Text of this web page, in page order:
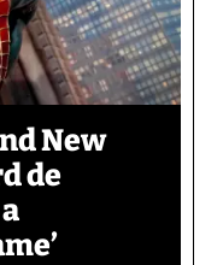
New
de